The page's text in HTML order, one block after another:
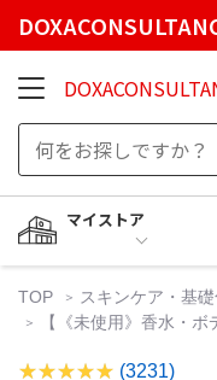
マイストア
TOP スキンケア・基
【《未使用》香水・
(3231)